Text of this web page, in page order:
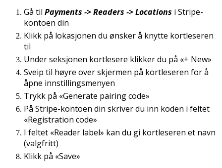
Gå til Payments ->Readers ->Locations i Stripe-
kontoen din
Klikk på lokasjonen du ønskerå knytte kortleseren
til
Underseksjonen kortlesere klikkerdu på «+ New»
Sveip til høyre overskjermen på kortleseren forå
åpne innstillingsmenyen
Trykk på «Generate pairingcode»
På Stripe-kontoen din skriverdu inn koden i feltet
«Registration code»
I feltet «Reader label» kan du gi kortleseren et navn
(valgfritt)
Klikk på «Save»